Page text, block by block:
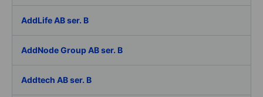
AddLife AB ser. B
AddNode Group AB ser. B
Addtech AB ser. B